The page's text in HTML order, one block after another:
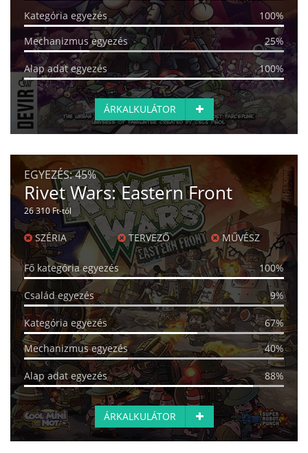
Kategória egyezés
100%
Mechanizmus egyezés
25%
Alap adat egyezés 100%
ÁRKALKULÁTOR
EGYEZÉS:45%
Rivet Wars: Eastern Front
26 310 Ft-tól
SZÉRIA TERVEZŐ MŰVÉSZ
Fő kategória egyezés 100%
Család egyezés 9%
Kategória egyezés
67%
Mechanizmus egyezés
40%
Alap adat egyezés 88%
ÁRKALKULÁTOR